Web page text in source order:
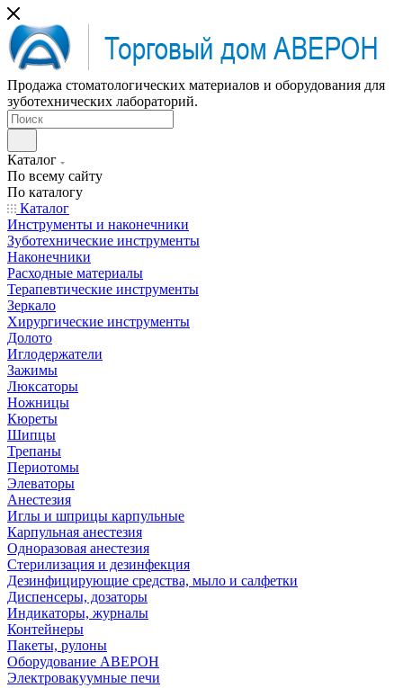
Продажа стоматологических материалов и оборудования для
зуботехнических лабораторий.
Каталог
По всему сайту
По каталогу
Каталог
Инструменты и наконечники
Зуботехнические инструменты
Наконечники
Расходные материалы
Терапевтические инструменты
Зеркало
Хирургические инструменты
Долото
Иглодержатели
Зажимы
Люксаторы
Ножницы
Кюреты
Шипцы
Трепаны
Периотомы
Элеваторы
Анестезия
Иглы и шприцы карпульные
Карпульная анестезия
Одноразовая анестезия
Стерилизация и дезинфекция
Дезинфицирующие средства, мыло и салфетки
Диспенсеры, дозаторы
Индикаторы, журналы
Контейнеры
Пакеты, рулоны
Оборудование АВЕРОН
Электровакуумные печи